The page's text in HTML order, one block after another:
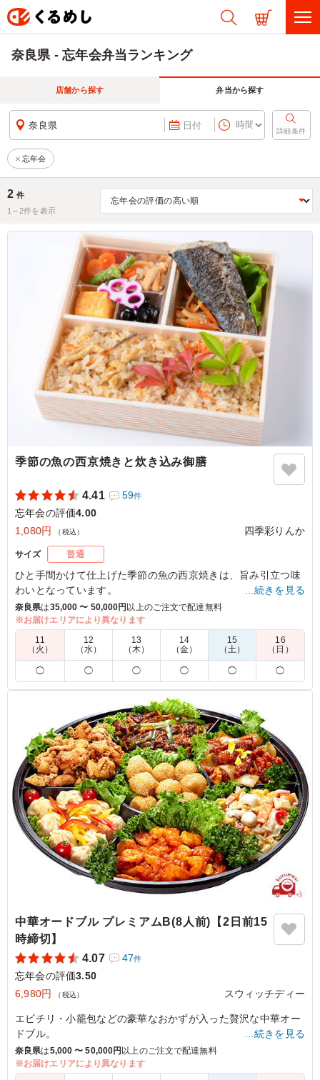
奈良県 - 忘年会弁当ランキング
店舗から探す 弁当から探す
奈良県 日付
詳細条件
忘年会
2 件
1～2件を表示
季節の魚の西京焼きと炊き込み御膳
4.41 59件
忘年会の評価4.00
1,080円
（税込） 四季彩りんか
サイズ 普通
ひと手間かけて仕上げた季節の魚の西京焼きは、旨み引立つ味
わいとなっています。
料理人手製の副菜と共にお楽しみください！
5.0
4種類の中で唯一の魚メインのお弁当で、お肉が苦手とい
う方が選んでいました。魚メインのお弁当が少ないのでこ
ちらを選ばせてもらいましたが、美味しかったと言ってい
ご利用シーン：懇親会›忘年会
大阪府高槻市氷室町2021/12/23
…続きを見る
奈良県は35,000 〜 50,000円 以上のご注文で配達無料
※お届けエリアにより異なります
11
（火）
12
（水）
13
（木）
14
（金）
15
（土）
16
（日）
◯ ◯ ◯ ◯ ◯ ◯
中華オードブル プレミアムB(8人前)【2日前15
時締切】
4.07
47件
忘年会の評価3.50
6,980円
（税込） スウィッチディー
エビチリ・小籠包などの豪華なおかずが入った贅沢な中華オー
ドブル。
※オードブル・プレート商品はドリンク類が限定価格でご注文
…続きを見る
奈良県は5,000 〜 50,000円以上のご注文で配達無料
※お届けエリアにより異なります